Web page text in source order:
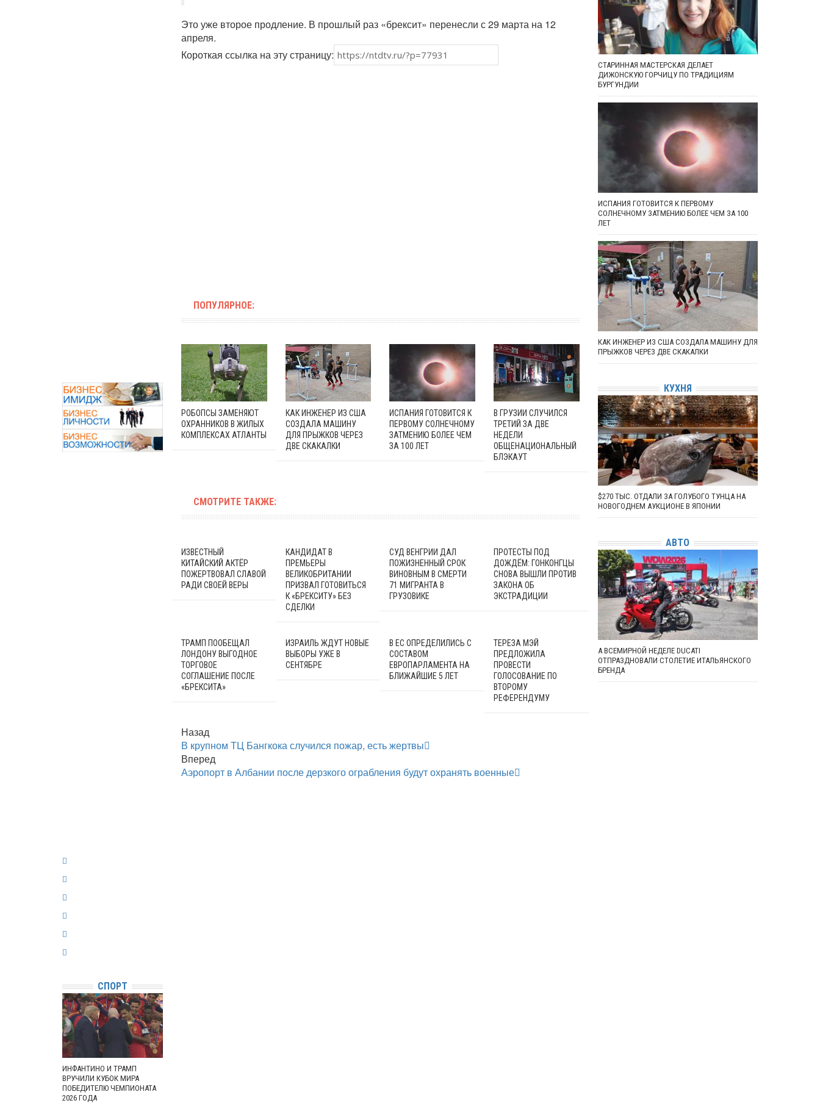
Это уже второе продление. В прошлый раз «брексит» перенесли с 29 марта на 12
апреля.
Короткая ссылка на эту страницу:
ПОПУЛЯРНОЕ:
РОБОПСЫ ЗАМЕНЯЮТ
ОХРАННИКОВ В ЖИЛЫХ
КОМПЛЕКСАХ АТЛАНТЫ
КАК ИНЖЕНЕР ИЗ США
СОЗДАЛА МАШИНУ
ДЛЯ ПРЫЖКОВ ЧЕРЕЗ
ДВЕ СКАКАЛКИ
ИСПАНИЯ ГОТОВИТСЯ К
ПЕРВОМУ СОЛНЕЧНОМУ
ЗАТМЕНИЮ БОЛЕЕ ЧЕМ
ЗА 100 ЛЕТ
В ГРУЗИИ СЛУЧИЛСЯ
ТРЕТИЙ ЗА ДВЕ
НЕДЕЛИ
ОБЩЕНАЦИОНАЛЬНЫЙ
БЛЭКАУТ
СМОТРИТЕ ТАКЖЕ:
ИЗВЕСТНЫЙ
КИТАЙСКИЙ АКТЁР
ПОЖЕРТВОВАЛ СЛАВОЙ
РАДИ СВОЕЙ ВЕРЫ
КАНДИДАТ В
ПРЕМЬЕРЫ
ВЕЛИКОБРИТАНИИ
ПРИЗВАЛ ГОТОВИТЬСЯ
К «БРЕКСИТУ» БЕЗ
СДЕЛКИ
СУД ВЕНГРИИ ДАЛ
ПОЖИЗНЕННЫЙ СРОК
ВИНОВНЫМ В СМЕРТИ
71 МИГРАНТА В
ГРУЗОВИКЕ
ПРОТЕСТЫ ПОД
ДОЖДЁМ: ГОНКОНГЦЫ
СНОВА ВЫШЛИ ПРОТИВ
ЗАКОНА ОБ
ЭКСТРАДИЦИИ
ТРАМП ПООБЕЩАЛ
ЛОНДОНУ ВЫГОДНОЕ
ТОРГОВОЕ
СОГЛАШЕНИЕ ПОСЛЕ
«БРЕКСИТА»
ИЗРАИЛЬ ЖДУТ НОВЫЕ
ВЫБОРЫ УЖЕ В
СЕНТЯБРЕ
В ЕС ОПРЕДЕЛИЛИСЬ С
СОСТАВОМ
ЕВРОПАРЛАМЕНТА НА
БЛИЖАЙШИЕ 5 ЛЕТ
ТЕРЕЗА МЭЙ
ПРЕДЛОЖИЛА
ПРОВЕСТИ
ГОЛОСОВАНИЕ ПО
ВТОРОМУ
РЕФЕРЕНДУМУ
Назад
В крупном ТЦ Бангкока случился пожар, есть жертвы
Вперед
Аэропорт в Албании после дерзкого ограбления будут охранять военные
СПОРТ
ИНФАНТИНО И ТРАМП
ВРУЧИЛИ КУБОК МИРА
ПОБЕДИТЕЛЮ ЧЕМПИОНАТА
2026 ГОДА
СТАРИННАЯ МАСТЕРСКАЯ ДЕЛАЕТ
ДИЖОНСКУЮ ГОРЧИЦУ ПО ТРАДИЦИЯМ
БУРГУНДИИ
ИСПАНИЯ ГОТОВИТСЯ К ПЕРВОМУ
СОЛНЕЧНОМУ ЗАТМЕНИЮ БОЛЕЕ ЧЕМ ЗА 100
ЛЕТ
КАК ИНЖЕНЕР ИЗ США СОЗДАЛА МАШИНУ ДЛЯ
ПРЫЖКОВ ЧЕРЕЗ ДВЕ СКАКАЛКИ
КУХНЯ
$270 ТЫС. ОТДАЛИ ЗА ГОЛУБОГО ТУНЦА НА
НОВОГОДНЕМ АУКЦИОНЕ В ЯПОНИИ
АВТО
А ВСЕМИРНОЙ НЕДЕЛЕ DUCATI
ОТПРАЗДНОВАЛИ СТОЛЕТИЕ ИТАЛЬЯНСКОГО
БРЕНДА